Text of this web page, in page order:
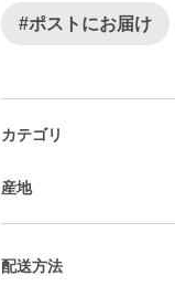
#ポストにお届け
カテゴリ
産地
配送方法